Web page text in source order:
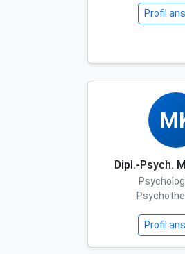
Profil
Dipl.-Psych.
Profil